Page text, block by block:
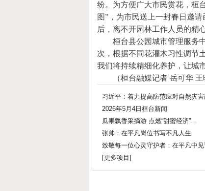
纷。为方便广大市民赏花，桓
图”，为市民送上一封春日邀
后，离不开园林工作人员的精
桓台县公园城市管理服务
次，根据不同花灌木习性调节
我们将持续精细化养护，让城
（桓台融媒记者 岳可华 王
习近平：着力提高防范应对自然灾
2026年5月4日桓台新闻
瓜果飘香采摘游 点燃“甜蜜经济”…
张帅：在平凡岗位书写不凡人生
致敬每一位心灵守护者：在平凡中
[更多项目 ]